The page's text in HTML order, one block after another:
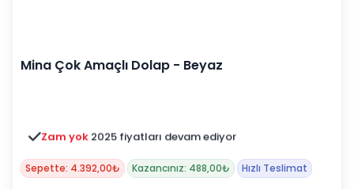
Mina Çok Amaçlı Dolap - Beyaz
Zam yok 2025 fiyatları devam ediyor
Sepette: 4.392,00₺ Kazancınız: 488,00₺ Hızlı Teslimat